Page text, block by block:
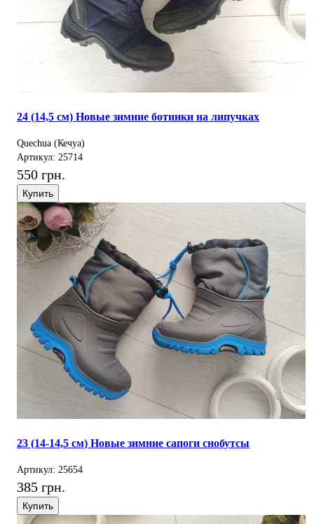
24 (14,5 см) Новые зимние ботинки на липучках
Quechua (Кечуа)
Артикул: 25714
550 грн.
Купить
23 (14-14,5 см) Новые зимние сапоги снобутсы
Артикул: 25654
385 грн.
Купить